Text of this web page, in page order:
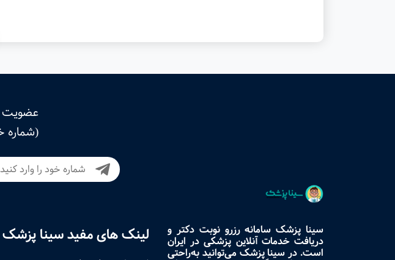
عضویت
(شماره
سینا پزشک سامانه رزرو نوبت دکتر و
دریافت خدمات آنلاین پزشکی در ایران
است. در سینا پزشک می‌توانید به‌راحتی
لینک های مفید سینا پزشک